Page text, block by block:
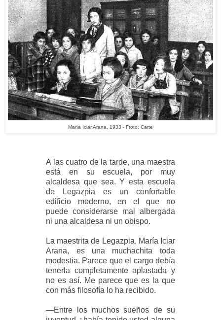
María Iciar Arana, 1933 - Ftoto: Carte
A las cuatro de la tarde, una maestra
está en su escuela, por muy
alcaldesa que sea. Y esta escuela
de Legazpia es un confortable
edificio moderno, en el que no
puede considerarse mal albergada
ni una alcaldesa ni un obispo.
La maestrita de Legazpia, María Iciar
Arana, es una muchachita toda
modestia. Parece que el cargo debía
tenerla completamente aplastada y
no es así. Me parece que es la que
con más filosofía lo ha recibido.
—Entre los muchos sueños de su